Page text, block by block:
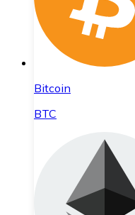
Bitcoin
BTC